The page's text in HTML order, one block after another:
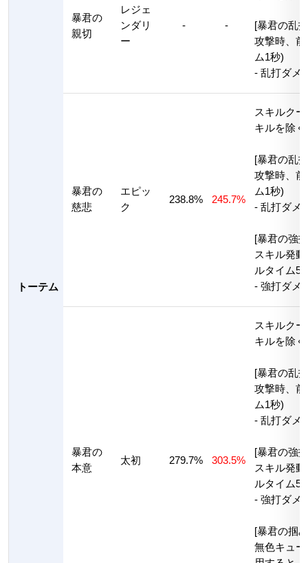
トーテム
暴君の
親切
レジェ
ンダリ
ー
- -
[暴君の乱
攻撃時、
ム1秒)
- 乱打ダメ
暴君の
慈悲
エピッ
ク
238.8% 245.7%
スキルク
キルを除く
[暴君の乱
攻撃時、
ム1秒)
- 乱打ダメ
[暴君の強
スキル発
ルタイム5
- 強打ダメ
暴君の
本意
太初 279.7% 303.5%
スキルク
キルを除く
[暴君の乱
攻撃時、
ム1秒)
- 乱打ダメ
[暴君の強
スキル発
ルタイム5
- 強打ダメ
[暴君の掴
無色キュ